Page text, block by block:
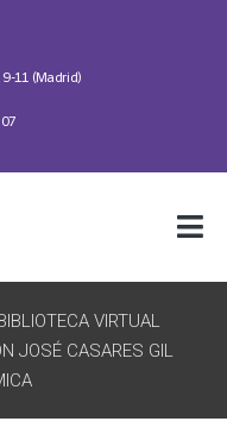
9-11 (Madrid)
BIBLIOTECA VIRTUAL
JOSÉ CASARES GIL